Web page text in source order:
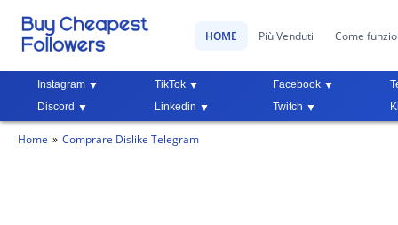
HOME Più Venduti Come
Instagram TikTok Facebook
Discord
Linkedin Twitch
Home Comprare Dislike Telegram